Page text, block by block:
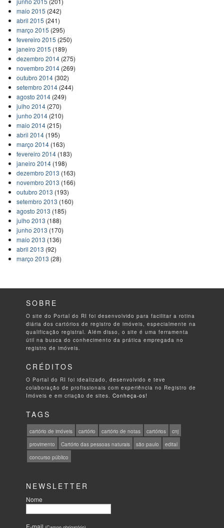
maio 2015 (242)
abril 2015 (241)
março 2015 (295)
fevereiro 2015 (250)
janeiro 2015 (189)
dezembro 2014(275)
novembro 2014(269)
outubro 2014(302)
setembro 2014(244)
agosto 2014(249)
julho 2014(270)
junho 2014(210)
maio 2014(215)
abril 2014(195)
março 2014(163)
fevereiro 2014(183)
janeiro 2014(198)
dezembro 2013 (163)
novembro 2013 (166)
outubro 2013 (193)
setembro 2013 (160)
agosto 2013 (185)
julho 2013 (188)
junho 2013 (170)
maio 2013 (136)
abril 2013 (92)
março 2013 (28)
SOBRE
O site do Portal do RI foi desenvolvido para facilitar a rotina
diária dos cartórios de registro de imóveis, especialmente na
qualificação registral. Além disso, o site é uma ferramenta
útil na busca do conhecimento da prática empregada no
registro de imóveis.
CRÉDITOS
O Portal do RI foi idealizado, desenvolvido e teve
colaboração de profissionais com experiência no Registro de
Imóveis e em criação de sites.Conheça-os!
TAGS
cartório de imóveis cartório cartório de notas cartórios
cnj
provimento
Cartório das pessoas naturais são paulo
edital
concurso público
NEWSLETTER
Nome
E-mail